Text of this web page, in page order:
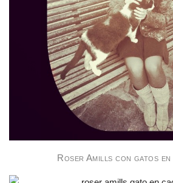
Roser Amills con gatos en